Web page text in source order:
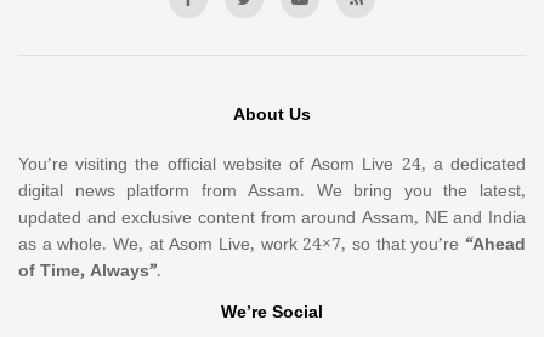
About Us
You’re visiting the official website of Asom Live 24, a dedicated
digital news platform from Assam. We bring you the latest,
updated and exclusive content from around Assam, NE and India
as a whole. We, at Asom Live, work 24×7, so that you’re “Ahead
of Time, Always”.
We’re Social